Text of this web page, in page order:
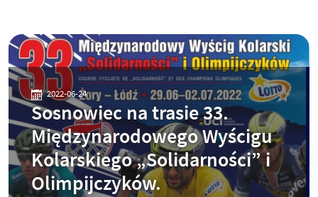
2022-06-24
Sosnowiec na trasie 33.
Międzynarodowego Wyścigu
Kolarskiego „Solidarności” i
Olimpijczyków.